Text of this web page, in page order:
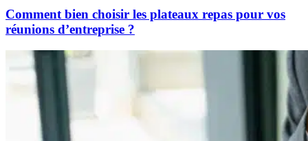
Comment bien choisir les plateaux repas pour vos
réunions d’entreprise ?